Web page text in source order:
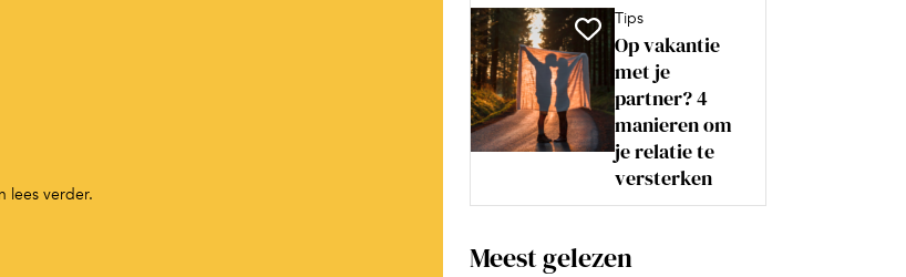
lees verder.
Tips
Op vakantie
met je
partner? 4
manieren om
je relatie te
versterken
Meest gelezen